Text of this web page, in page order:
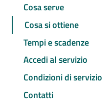
Cosa serve
Cosa si ottiene
Tempi e scadenze
Accedi al servizio
Condizioni di servizio
Contatti